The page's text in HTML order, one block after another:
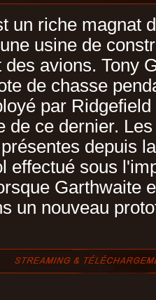
un riche magnat
usine de
avions. Tony
de chasse
par
de ce dernier.
depuis
effectué sous
Garthwaite
un nouveau